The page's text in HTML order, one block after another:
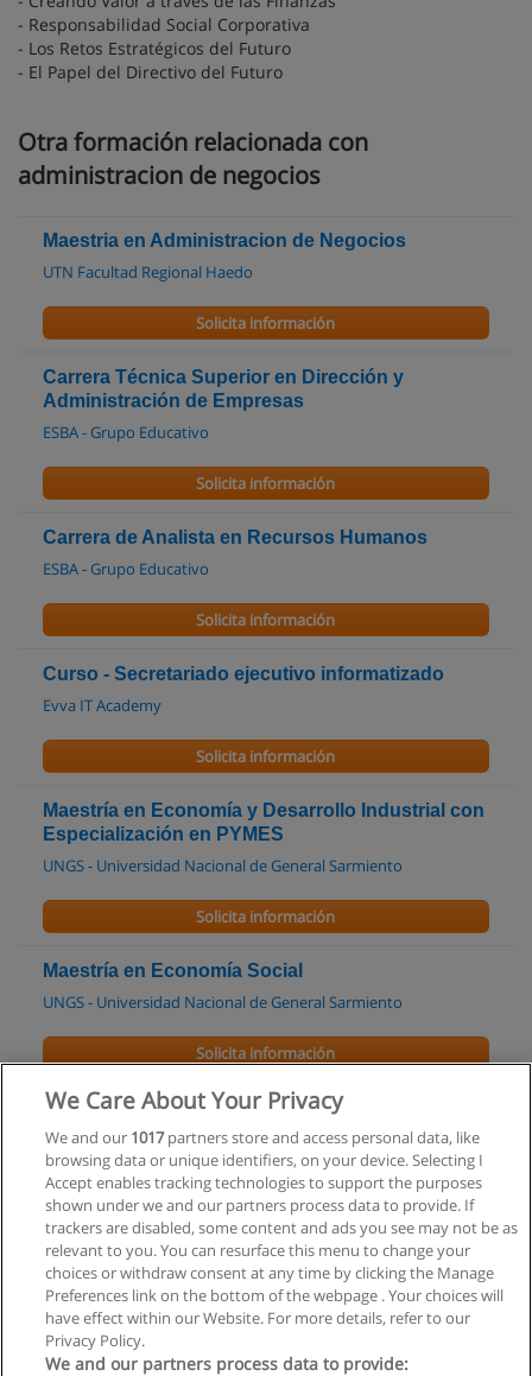
- Responsabilidad Social Corporativa
- Los Retos Estratégicos del Futuro
- El Papel del Directivo del Futuro
Otra formación relacionada con
administracion de negocios
Maestria en Administracion de Negocios
UTN Facultad Regional Haedo
Solicita información
Carrera Técnica Superior en Dirección y
Administración de Empresas
ESBA - Grupo Educativo
Solicita información
Carrera de Analista en Recursos Humanos
ESBA - Grupo Educativo
Solicita información
Curso - Secretariado ejecutivo informatizado
Evva IT Academy
Solicita información
Maestría en Economía y Desarrollo Industrial con
Especialización en PYMES
UNGS - Universidad Nacional de General Sarmiento
Solicita información
Maestría en Economía Social
UNGS - Universidad Nacional de General Sarmiento
Solicita información
Maestría en Micro, Pequeñas y Medianas
empresas
UNLA - Universidad Nacional de Lanús
Solicita información
We Care About Your Privacy
We and our 1017partners store and access personal data, like
browsing data or unique identifiers, on your device. Selecting I
Accept enables tracking technologies to support the purposes
shown under we and our partners process data to provide. If
trackers are disabled, some content and ads you see may not be as
relevant to you. You can resurface this menu to change your
choices or withdraw consent at any time by clicking the Manage
Preferences link on the bottom of the webpage . Your choices will
have effect within our Website. For more details, refer to our
Privacy Policy.
We and our partners process data to provide: